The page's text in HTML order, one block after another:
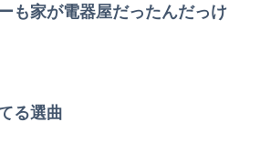
互RSS
も家が電器屋だったんだっけ
る選曲